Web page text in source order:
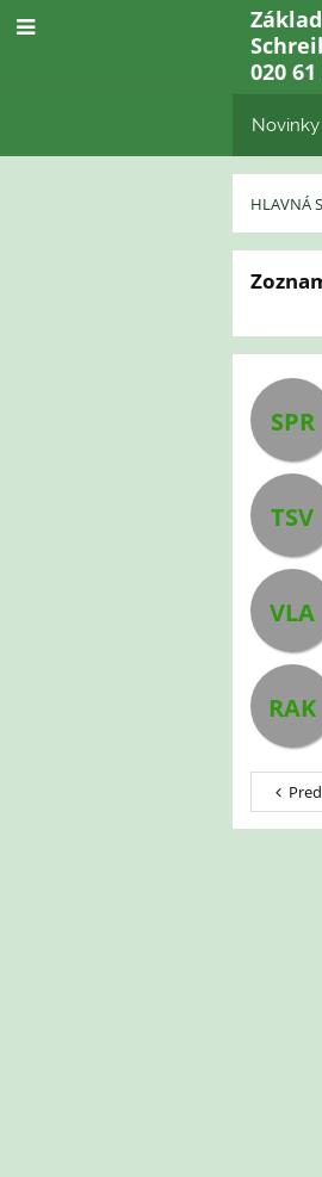
020
Novinky
HLAVNÁ
SPR
TSV
VLA
RAK